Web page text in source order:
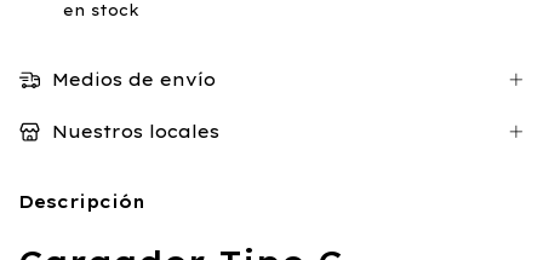
en stock
Medios de envío
Nuestros locales
Descripción